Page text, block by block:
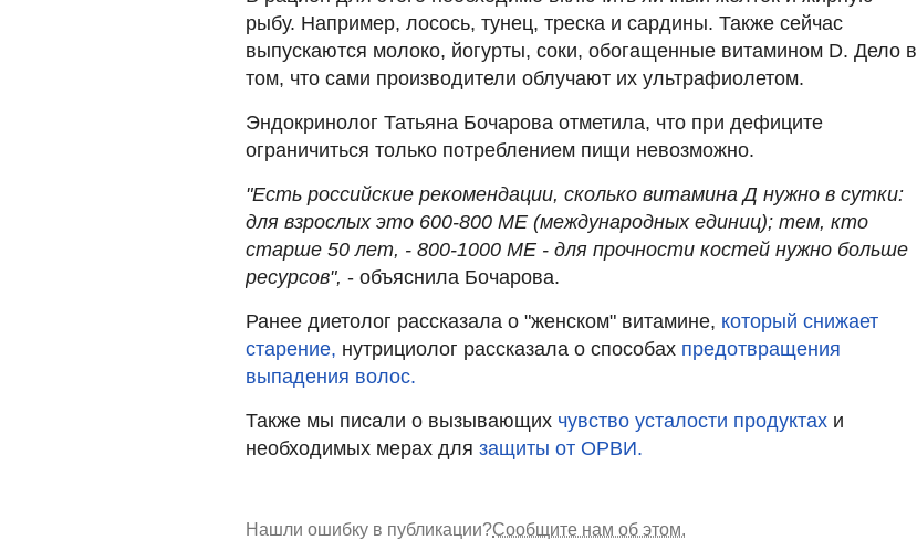
рыбу. Например, лосось, тунец, треска и сардины. Также сейчас
выпускаются молоко, йогурты, соки, обогащенные витамином D. Дело в
том, что сами производители облучают их ультрафиолетом.
Эндокринолог Татьяна Бочарова отметила, что при дефиците
ограничиться только потреблением пищи невозможно.
"Есть российские рекомендации, сколько витамина Д нужно в сутки:
для взрослых это 600-800 МЕ (международных единиц); тем, кто
старше 50 лет, - 800-1000 МЕ - для прочности костей нужно больше
ресурсов", - объяснила Бочарова.
Ранее диетолог рассказала о "женском" витамине, который снижает
старение, нутрициолог рассказала о способах предотвращения
выпадения волос.
Также мы писали о вызывающих чувство усталости продуктах и
необходимых мерах для защиты от ОРВИ.
Нашли ошибку в публикации?Сообщите нам об этом.